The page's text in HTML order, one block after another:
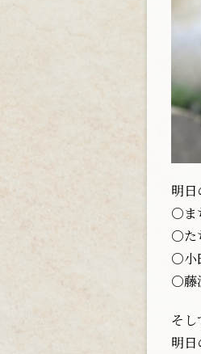
明日
○
○た
○小
○藤
そ
明日